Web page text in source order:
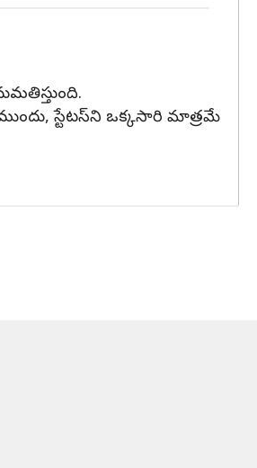
స్టేటస్‌ని ఒక్కసారి మాత్రమే